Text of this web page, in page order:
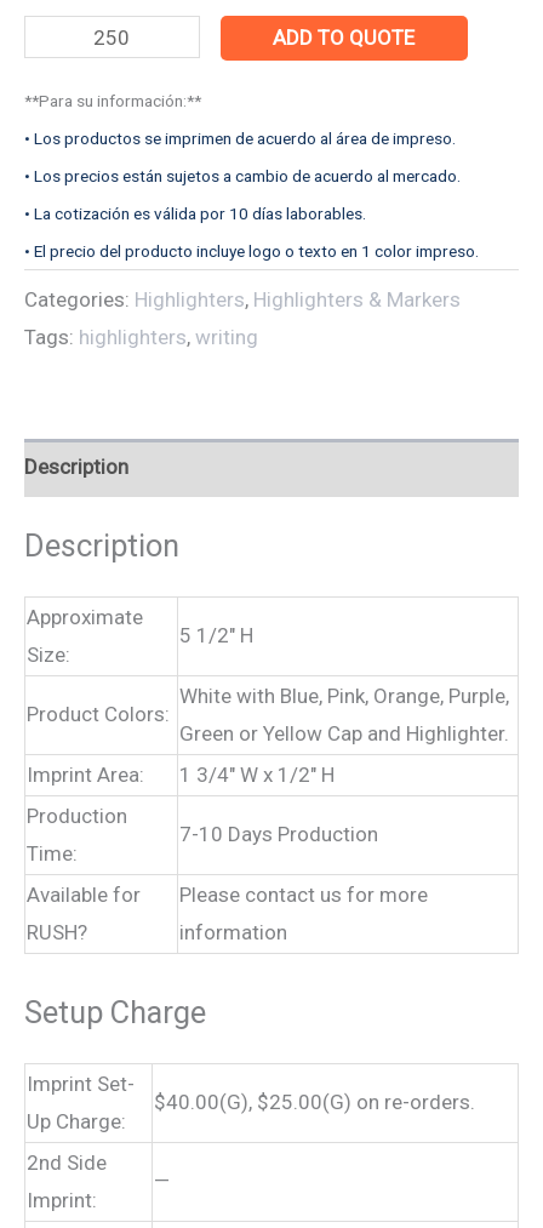
ADD TO QUOTE
**Para su información:**
• Los productos se imprimen de acuerdo al área de impreso.
• Los precios están sujetos a cambio de acuerdo al mercado.
• La cotización es válida por 10 días laborables.
• El precio del producto incluye logo o texto en 1 color impreso.
Categories: Highlighters, Highlighters & Markers
Tags: highlighters, writing
Description
Description
Approximate
Size:
5 1/2″ H
Product Colors:
White with Blue, Pink, Orange, Purple,
Green or Yellow Cap and Highlighter.
Imprint Area:
1 3/4″ W x 1/2″ H
Production
Time:
7-10 Days Production
Available for
RUSH?
Please contact us for more
information
Setup Charge
Imprint Set-
Up Charge:
$40.00(G), $25.00(G) on re-orders.
2nd Side
Imprint:
—